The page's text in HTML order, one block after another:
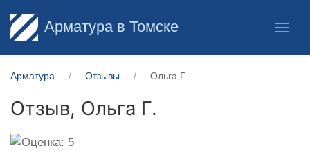
Арматура в Томске
Арматура Отзывы Ольга Г.
Отзыв, Ольга Г.